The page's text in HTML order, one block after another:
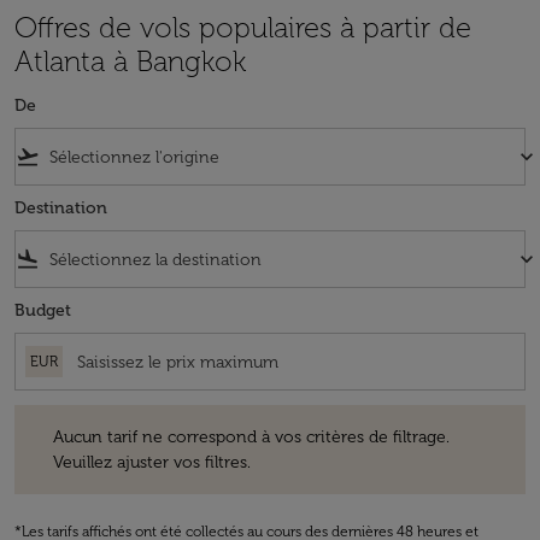
Offres de vols populaires à partir de
Atlanta à Bangkok
De
flight_takeoff keyboard_arrow_down
Destination
flight_land keyboard_arrow_down
Budget
EUR
Aucun tarif ne correspond à vos critères de filtrage.
Veuillez ajuster vos filtres.
*Les tarifs affichés ont été collectés au cours des dernières 48 heures et